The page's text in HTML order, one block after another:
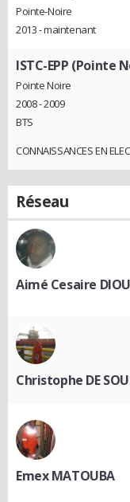
Pointe-Noire
2013 - maintenant
ISTC-EPP (Pointe
Pointe Noire
2008 - 2009
BTS
CONNAISSANCES EN
Réseau
Aimé Cesaire
Christophe DE
Emex MATOUBA